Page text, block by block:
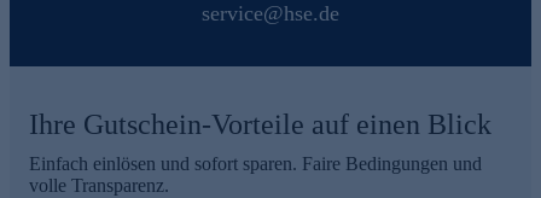
service@hse.de
Ihre Gutschein-Vorteile auf einen Blick
Einfach einlösen und sofort sparen. Faire Bedingungen und
volle Transparenz.